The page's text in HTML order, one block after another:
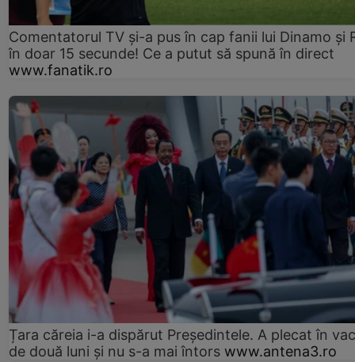
Comentatorul TV și-a pus în cap fanii lui Dinamo și
în doar 15 secunde! Ce a putut să spună în direct
www.fanatik.ro
Țara căreia i-a dispărut Președintele. A plecat în
de două luni și nu s-a mai întors www.antena3.ro